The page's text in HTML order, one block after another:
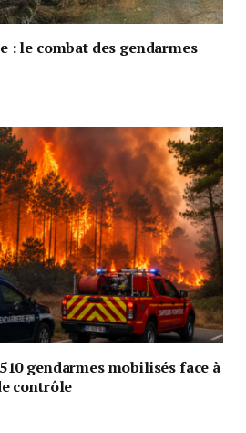
: le combat des gendarmes
gendarmes mobilisés face à
contrôle